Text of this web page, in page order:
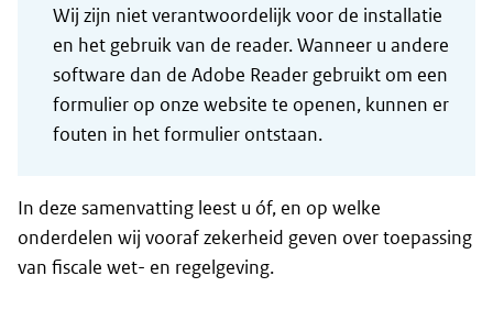
Wij zijn niet verantwoordelijk voor de installatie
en het gebruik van de reader. Wanneer u andere
software dan de Adobe Reader gebruikt om een
formulier op onze website te openen, kunnen er
fouten in het formulier ontstaan.
In deze samenvatting leest u óf, en op welke
onderdelen wij vooraf zekerheid geven over toepassing
van fiscale wet- en regelgeving.